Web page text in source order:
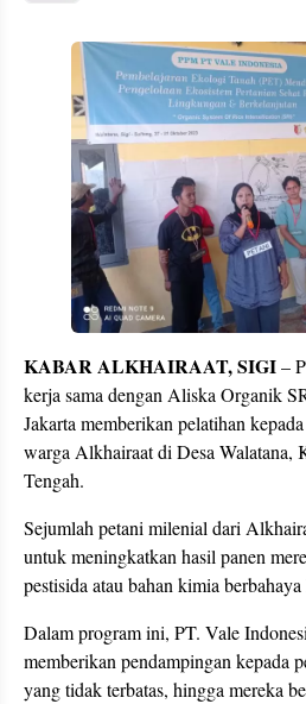
KABAR ALKHAIRAAT, SIGI–
kerja sama dengan Aliska Organik
Jakarta memberikan pelatihan
warga Alkhairaat di Desa Walatana,
Tengah.
Sejumlah petani milenial dari
untuk meningkatkan hasil panen
pestisida atau bahan kimia
Dalam program ini, PT. Vale
memberikan pendampingan kepada
yang tidak terbatas, hingga mereka